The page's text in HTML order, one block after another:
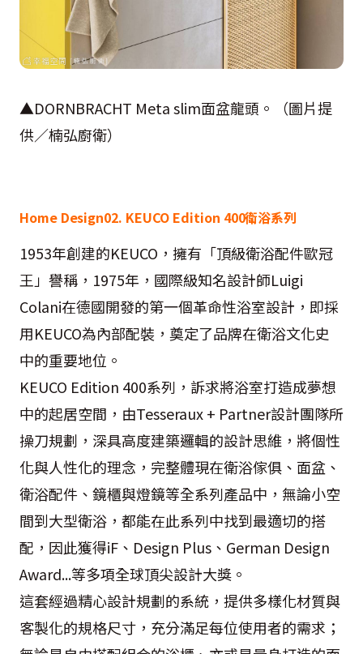
▲DORNBRACHT Meta slim面盆龍頭。（圖片提
供／楠弘廚衛）
Home Design02. KEUCO Edition 400衛浴系列
1953年創建的KEUCO，擁有「頂級衛浴配件歐冠
王」譽稱，1975年，國際級知名設計師Luigi
Colani在德國開發的第一個革命性浴室設計，即採
用KEUCO為內部配裝，奠定了品牌在衛浴文化史
中的重要地位。
KEUCO Edition 400系列，訴求將浴室打造成夢想
中的起居空間，由Tesseraux + Partner設計團隊所
操刀規劃，深具高度建築邏輯的設計思維，將個性
化與人性化的理念，完整體現在衛浴傢俱、面盆、
衛浴配件、鏡櫃與燈鏡等全系列產品中，無論小空
間到大型衛浴，都能在此系列中找到最適切的搭
配，因此獲得iF、Design Plus、German Design
Award...等多項全球頂尖設計大獎。
這套經過精心設計規劃的系統，提供多樣化材質與
客製化的規格尺寸，充分滿足每位使用者的需求；